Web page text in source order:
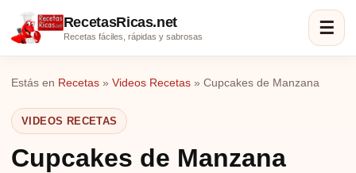
RecetasRicas.net
Recetas fáciles, rápidas y sabrosas ☰
Estás en Recetas » Videos Recetas » Cupcakes de Manzana
VIDEOS RECETAS
Cupcakes de Manzana